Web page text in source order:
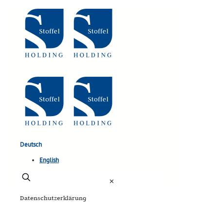
Deutsch
English
✕
Datenschutz­erklärung